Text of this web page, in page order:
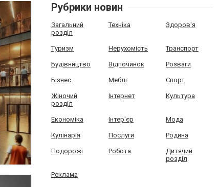
Рубрики новин
Загальний
розділ
Техніка Здоров'я
Туризм Нерухомість Транспорт
Будівництво Відпочинок Розваги
Бізнес Меблі Спорт
Жіночий
розділ
Інтернет Культура
Економіка Інтер'єр Мода
Кулінарія Послуги Родина
Подорожі Робота
Дитячий
розділ
Реклама